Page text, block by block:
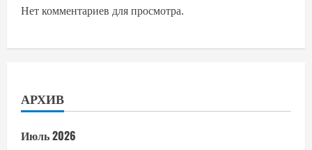
Нет комментариев для просмотра.
АРХИВ
Июль 2026